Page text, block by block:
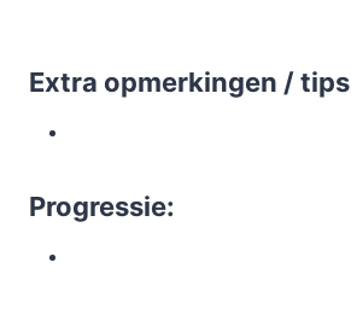
Extra opmerkingen / tips
Progressie: